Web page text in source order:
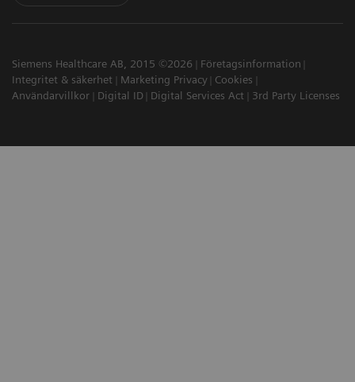
Siemens Healthcare AB, 2015 ©2026
Företagsinformation
Integritet & säkerhet
Marketing Privacy
Cookies
Användarvillkor
Digital ID Digital Services Act 3rd Party Licenses